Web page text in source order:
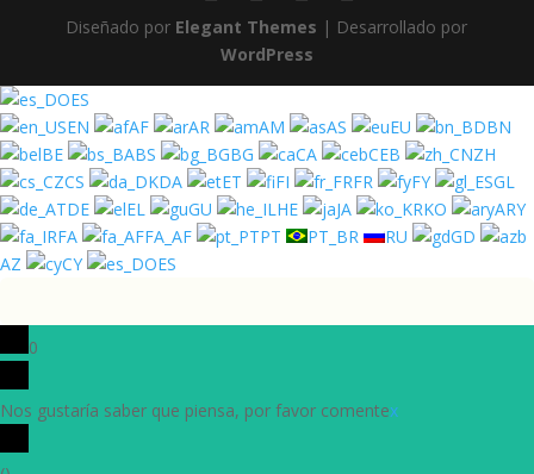
Diseñado por Elegant Themes | Desarrollado por
WordPress
ES
EN
AF AR AM AS EU
BN
BE
BS BG CA CEB
ZH
CS
DA ET FI FR FY
GL
DE
EL GU HE JA KO
ARY
FA
FA_AF PT PT_BR RU
GD
AZ
CY ES
0
Nos gustaría saber que piensa, por favor comentex